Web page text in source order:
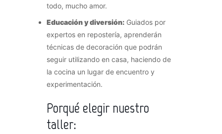
todo, mucho amor.
Educación y diversión: Guiados por
expertos en repostería, aprenderán
técnicas de decoración que podrán
seguir utilizando en casa, haciendo de
la cocina un lugar de encuentro y
experimentación.
Porqué elegir nuestro
taller: